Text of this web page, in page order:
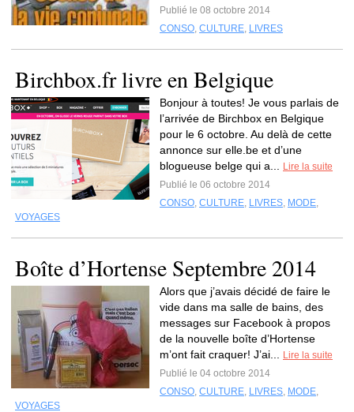
Publié le 08 octobre 2014
CONSO, CULTURE, LIVRES
Birchbox.fr livre en Belgique
Bonjour à toutes! Je vous parlais de
l’arrivée de Birchbox en Belgique
pour le 6 octobre. Au delà de cette
annonce sur elle.be et d’une
blogueuse belge qui a...
Lire la suite
Publié le 06 octobre 2014
CONSO, CULTURE, LIVRES, MODE,
VOYAGES
Boîte d’Hortense Septembre 2014
Alors que j’avais décidé de faire le
vide dans ma salle de bains, des
messages sur Facebook à propos
de la nouvelle boîte d’Hortense
m’ont fait craquer! J’ai...
Lire la suite
Publié le 04 octobre 2014
CONSO, CULTURE, LIVRES, MODE,
VOYAGES